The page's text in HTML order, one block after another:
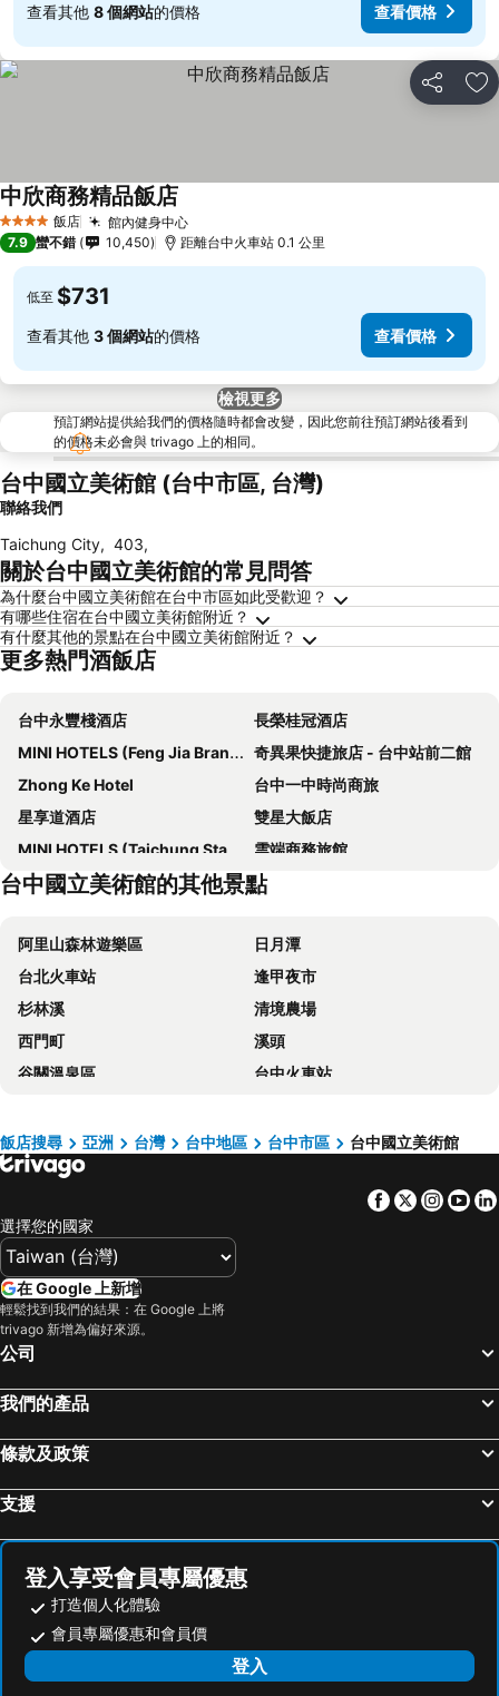
查看其他 8 個網站的價格 查看價格
分享 加
4 星級 飯店 館內健身中心查看價格
中欣商務精品飯店
7.9 蠻不錯 10,450 距離台中火車站 0.1 公里
低至 $731
查看其他 3 個網站的價格 查看價格
檢視更多
預訂網站提供給我們的價格隨時都會改變，因此您前往預訂網站後看到
的價格未必會與 trivago 上的相同。
台中國立美術館 (台中市區, 台灣)
聯絡我們
Taichung City, 403,
關於台中國立美術館的常見問答
為什麼台中國立美術館在台中市區如此受歡迎？
有哪些住宿在台中國立美術館附近？
有什麼其他的景點在台中國立美術館附近？
更多熱門酒飯店
台中永豐棧酒店
長榮桂冠酒店
MINI HOTELS (Feng Jia Branch)
奇異果快捷旅店 - 台中站前二館
Zhong Ke Hotel
台中一中時尚商旅
星享道酒店
雙星大飯店
MINI HOTELS (Taichung Station Branch)
雲端商務旅館
Shunxi Time Hotel (Hongshan Lake Gufu Street)
T Hotel
台中林酒店
KUN Tour Hotel
奇異果快捷旅店
薆悅酒店台中館
Howard Prince Hotel Taichung
Kloud Hotel
三好行旅
Hotel Z
清新溫泉飯店
永豐棧酒店大墩館
Raise Hotel Taichung
豐邑逢甲商旅
薆悅酒店五權館
頭等艙飯店 - 綠園道館
Hotel Maple Taiwan Boulevard
全國大飯店
Military 75 Hotel
台中日月千禧酒店
Guide Hotel Changhua Jhongjheng
Ohotel
中欣商務精品飯店
Hotel HSR Hesper - Taichung
Aeris International Hotel
Formosa Corridor Hotel
Mei Hotel 美之旅商務飯店
夏日航棧
台中國立美術館的其他景點
阿里山森林遊樂區
日月潭
台北火車站
逢甲夜市
杉林溪
清境農場
西門町
溪頭
谷關溫泉區
台中火車站
關子嶺溫泉
台中一中商圈
六福村主題遊樂園
知本溫泉
台灣桃園國際機場
北投溫泉
台北市立動物園
義大遊樂世界
Taipei 101
台南花園夜市
新竹內灣老街
高雄瑞豐夜市
嘉義車站
拉拉山
淡水老街
烏來溫泉
高雄夢時代購物中心
饒河街觀光夜市
高雄六合夜市
飯店搜尋 亞洲 台灣 台中地區 台中市區 台中國立美術館
Facebook
Twitter
選擇您的國家
在 Google 上新增
輕鬆找到我們的結果：在 Google 上將
trivago 新增為偏好來源。
公司
我們的產品
條款及政策
支援
登入享受會員專屬優惠
打造個人化體驗
會員專屬優惠和會員價
登入